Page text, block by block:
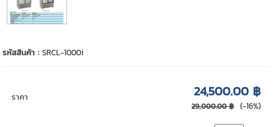
รหัสสินค้า :SRCL-1000i
ราคา 24,500.00 ฿
29,000.00 ฿ (-16%)